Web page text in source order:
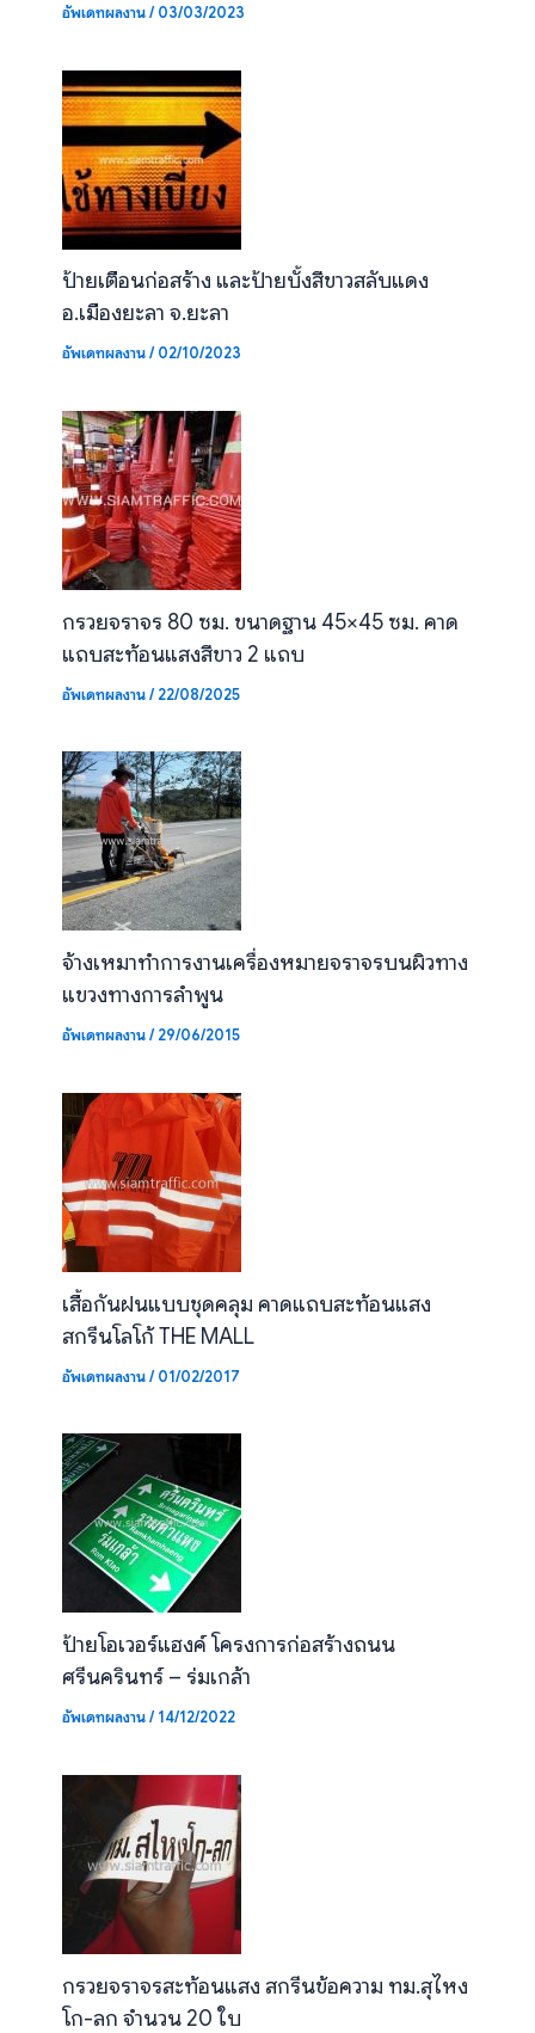
อัพเดทผลงาน/03/03/2023
ป้ายเตือนก่อสร้าง และป้ายบั้งสีขาวสลับแดง
อ.เมืองยะลา จ.ยะลา
อัพเดทผลงาน/02/10/2023
กรวยจราจร 80 ซม. ขนาดฐาน 45×45 ซม. คาด
แถบสะท้อนแสงสีขาว 2 แถบ
อัพเดทผลงาน/22/08/2025
จ้างเหมาทำการงานเครื่องหมายจราจรบนผิวทาง
แขวงทางการลำพูน
อัพเดทผลงาน/29/06/2015
เสื้อกันฝนแบบชุดคลุม คาดแถบสะท้อนแสง
สกรีนโลโก้ THE MALL
อัพเดทผลงาน/01/02/2017
ป้ายโอเวอร์แฮงค์ โครงการก่อสร้างถนน
ศรีนครินทร์ – ร่มเกล้า
อัพเดทผลงาน/14/12/2022
กรวยจราจรสะท้อนแสง สกรีนข้อความ ทม.สุไหง
โก-ลก จำนวน 20 ใบ